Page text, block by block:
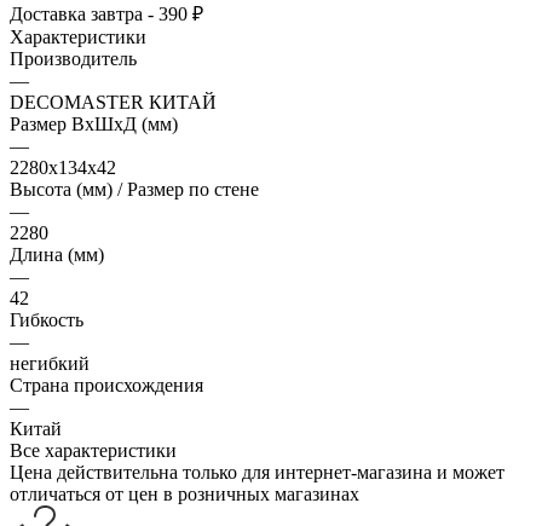
Доставка завтра - 390 ₽
Характеристики
Производитель
—
DECOMASTER КИТАЙ
Размер ВхШхД (мм)
—
2280х134х42
Высота (мм) / Размер по стене
—
2280
Длина (мм)
—
42
Гибкость
—
негибкий
Страна происхождения
—
Китай
Все характеристики
Цена действительна только для интернет-магазина и может
отличаться от цен в розничных магазинах